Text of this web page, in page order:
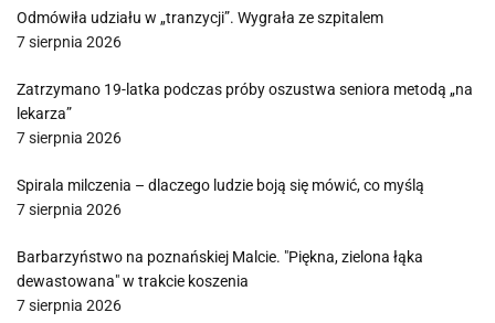
Odmówiła udziału w „tranzycji”. Wygrała ze szpitalem
7 sierpnia 2026
Zatrzymano 19-latka podczas próby oszustwa seniora metodą „na
lekarza”
7 sierpnia 2026
Spirala milczenia – dlaczego ludzie boją się mówić, co myślą
7 sierpnia 2026
Barbarzyństwo na poznańskiej Malcie. "Piękna, zielona łąka
dewastowana" w trakcie koszenia
7 sierpnia 2026